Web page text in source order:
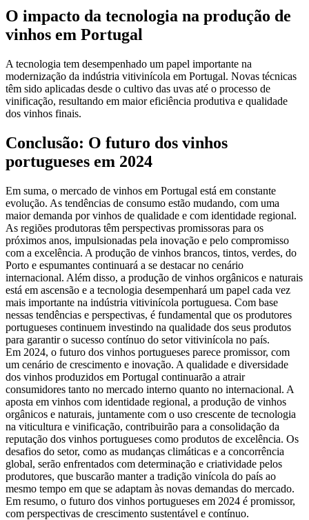
O impacto da tecnologia na produção de
vinhos em Portugal
A tecnologia tem desempenhado um papel importante na
modernização da indústria vitivinícola em Portugal. Novas técnicas
têm sido aplicadas desde o cultivo das uvas até o processo de
vinificação, resultando em maior eficiência produtiva e qualidade
dos vinhos finais.
Conclusão: O futuro dos vinhos
portugueses em 2024
Em suma, o mercado de vinhos em Portugal está em constante
evolução. As tendências de consumo estão mudando, com uma
maior demanda por vinhos de qualidade e com identidade regional.
As regiões produtoras têm perspectivas promissoras para os
próximos anos, impulsionadas pela inovação e pelo compromisso
com a excelência. A produção de vinhos brancos, tintos, verdes, do
Porto e espumantes continuará a se destacar no cenário
internacional. Além disso, a produção de vinhos orgânicos e naturais
está em ascensão e a tecnologia desempenhará um papel cada vez
mais importante na indústria vitivinícola portuguesa. Com base
nessas tendências e perspectivas, é fundamental que os produtores
portugueses continuem investindo na qualidade dos seus produtos
para garantir o sucesso contínuo do setor vitivinícola no país.
Em 2024, o futuro dos vinhos portugueses parece promissor, com
um cenário de crescimento e inovação. A qualidade e diversidade
dos vinhos produzidos em Portugal continuarão a atrair
consumidores tanto no mercado interno quanto no internacional. A
aposta em vinhos com identidade regional, a produção de vinhos
orgânicos e naturais, juntamente com o uso crescente de tecnologia
na viticultura e vinificação, contribuirão para a consolidação da
reputação dos vinhos portugueses como produtos de excelência. Os
desafios do setor, como as mudanças climáticas e a concorrência
global, serão enfrentados com determinação e criatividade pelos
produtores, que buscarão manter a tradição vinícola do país ao
mesmo tempo em que se adaptam às novas demandas do mercado.
Em resumo, o futuro dos vinhos portugueses em 2024 é promissor,
com perspectivas de crescimento sustentável e contínuo.